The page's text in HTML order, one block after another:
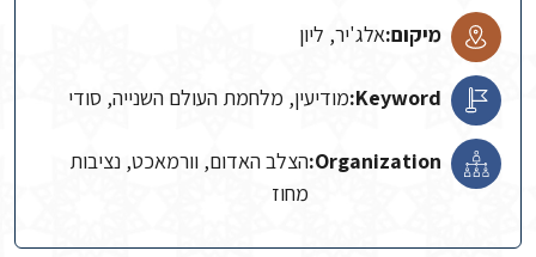
מיקום:אלג'יר, ליון
Keyword: מודיעין, מלחמת העולם השנייה, סודי
Organization: הצלב האדום, וורמאכט, נציבות
מחוז